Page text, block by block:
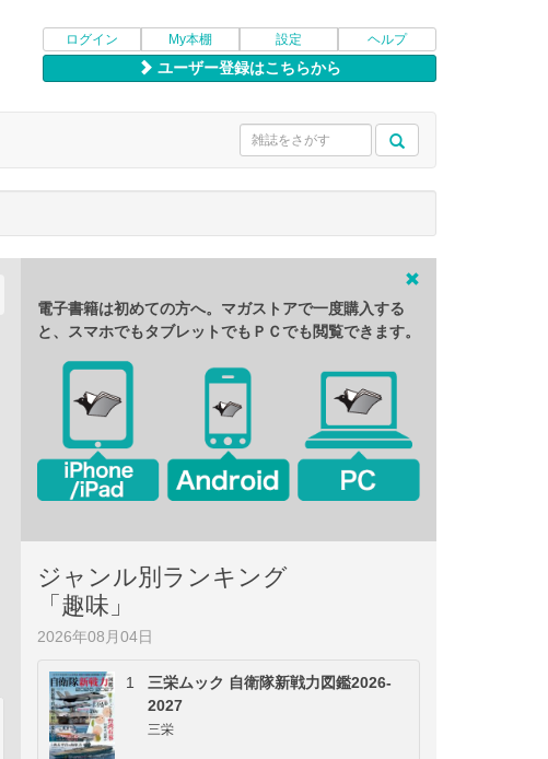
ログイン My本棚 設定 ヘルプ
ユーザー登録はこちらから
電子書籍は初めての方へ。マガストアで一度購入する
と、スマホでもタブレットでもＰＣでも閲覧できます。
ジャンル別ランキング
「趣味」
2026年08月04日
1
三栄ムック 自衛隊新戦力図鑑2026-
2027
三栄